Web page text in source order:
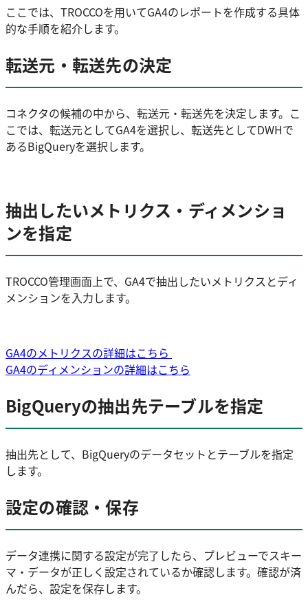
ここでは、TROCCOを用いてGA4のレポートを作成する具体
的な手順を紹介します。
転送元・転送先の決定
コネクタの候補の中から、転送元・転送先を決定します。こ
こでは、転送元としてGA4を選択し、転送先としてDWHで
あるBigQueryを選択します。
抽出したいメトリクス・ディメンショ
ンを指定
TROCCO管理画面上で、GA4で抽出したいメトリクスとディ
メンションを入力します。
GA4のメトリクスの詳細はこちら
GA4のディメンションの詳細はこちら
BigQueryの抽出先テーブルを指定
抽出先として、BigQueryのデータセットとテーブルを指定
します。
設定の確認・保存
データ連携に関する設定が完了したら、プレビューでスキー
マ・データが正しく設定されているか確認します。確認が済
んだら、設定を保存します。